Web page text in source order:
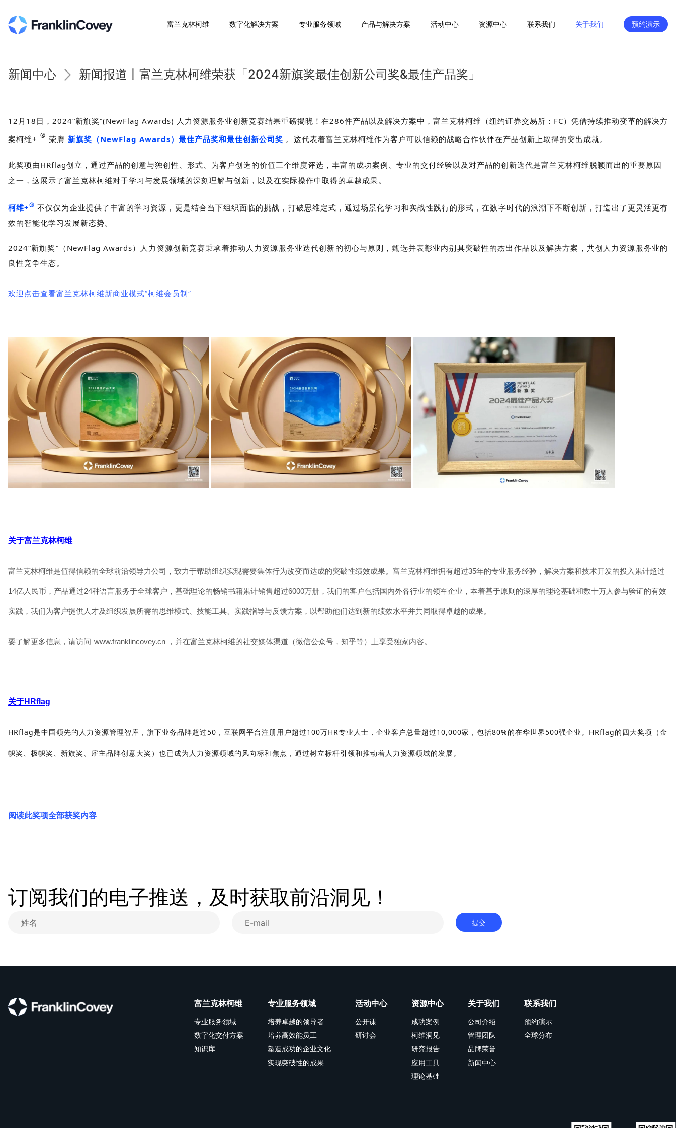
预约演示
关于我们
联系我们
资源中心
活动中心
产品与解决方案
专业服务领域
数字化解决方案
富兰克林柯维
新闻中心 新闻报道丨富兰克林柯维荣获「2024新旗奖最佳创新公司奖&最佳产品奖」
12月18日，2024“新旗奖”(NewFlag Awards) 人力资源服务业创新竞赛结果重磅揭晓！在286件产品以及解决方案中，富兰克林柯维（纽约证券交易所：FC）凭借持续推动变革的解决方
案柯维+ ® 荣膺 新旗奖（NewFlag Awards）最佳产品奖和最佳创新公司奖 。这代表着富兰克林柯维作为客户可以信赖的战略合作伙伴在产品创新上取得的突出成就。
此奖项由HRflag创立，通过产品的创意与独创性、形式、为客户创造的价值三个维度评选，丰富的成功案例、专业的交付经验以及对产品的创新迭代是富兰克林柯维脱颖而出的重要原因
之一，这展示了富兰克林柯维对于学习与发展领域的深刻理解与创新，以及在实际操作中取得的卓越成果。
柯维+® 不仅仅为企业提供了丰富的学习资源，更是结合当下组织面临的挑战，打破思维定式，通过场景化学习和实战性践行的形式，在数字时代的浪潮下不断创新，打造出了更灵活更有
效的智能化学习发展新态势。
2024“新旗奖”（NewFlag Awards）人力资源创新竞赛秉承着推动人力资源服务业迭代创新的初心与原则，甄选并表彰业内别具突破性的杰出作品以及解决方案，共创人力资源服务业的
良性竞争生态。
欢迎点击查看富兰克林柯维新商业模式“柯维会员制”
关于富兰克林柯维
富兰克林柯维是值得信赖的全球前沿领导力公司，致力于帮助组织实现需要集体行为改变而达成的突破性绩效成果。富兰克林柯维拥有超过35年的专业服务经验，解决方案和技术开发的投入累计超过
14亿人民币，产品通过24种语言服务于全球客户，基础理论的畅销书籍累计销售超过6000万册，我们的客户包括国内外各行业的领军企业，本着基于原则的深厚的理论基础和数十万人参与验证的有效
实践，我们为客户提供人才及组织发展所需的思维模式、技能工具、实践指导与反馈方案，以帮助他们达到新的绩效水平并共同取得卓越的成果。
要了解更多信息，请访问 www.franklincovey.cn ，并在富兰克林柯维的社交媒体渠道（微信公众号，知乎等）上享受独家内容。
关于HRflag
HRflag是中国领先的人力资源管理智库，旗下业务品牌超过50，互联网平台注册用户超过100万HR专业人士，企业客户总量超过10,000家，包括80%的在华世界500强企业。HRflag的四大奖项（金
帜奖、极帜奖、新旗奖、雇主品牌创意大奖）也已成为人力资源领域的风向标和焦点，通过树立标杆引领和推动着人力资源领域的发展。
阅读此奖项全部获奖内容
订阅我们的电子推送，及时获取前沿洞见！
提交
富兰克林柯维
专业服务领域
数字化交付方案
知识库
专业服务领域
培养卓越的领导者
培养高效能员工
塑造成功的企业文化
实现突破性的成果
活动中心
公开课
研讨会
资源中心
成功案例
柯维洞见
研究报告
应用工具
理论基础
关于我们
公司介绍
管理团队
品牌荣誉
新闻中心
联系我们
预约演示
全球分布